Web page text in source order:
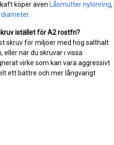
köper även Låsmutter nylonring,
.
istället för A2 rostfri?
skruv för miljöer med hög salthalt
eller när du skruvar i vissa
virke som kan vara aggressivt
ett bättre och mer långvarigt